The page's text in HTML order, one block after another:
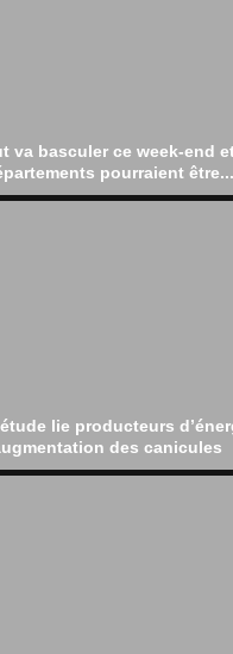
va basculer ce week-end
pourraient être...
lie producteurs
des canicules